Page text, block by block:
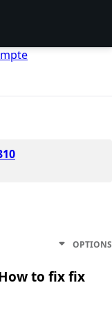
OPTIONS
to fix fix